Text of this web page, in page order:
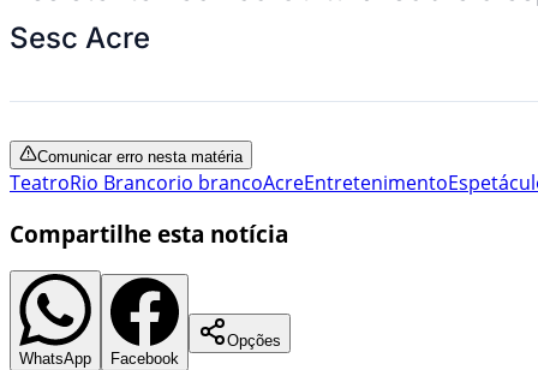
Sesc Acre
Comunicar erro nesta matéria
TeatroRio Brancorio brancoAcreEntretenimento
Compartilhe esta notícia
WhatsApp Facebook
Opções